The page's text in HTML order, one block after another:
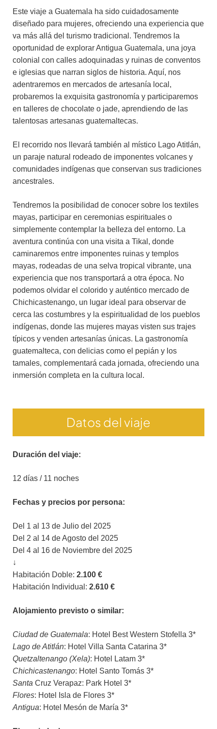
Este viaje a Guatemala ha sido cuidadosamente
diseñado para mujeres, ofreciendo una experiencia que
va más allá del turismo tradicional. Tendremos la
oportunidad de explorar Antigua Guatemala, una joya
colonial con calles adoquinadas y ruinas de conventos
e iglesias que narran siglos de historia. Aquí, nos
adentraremos en mercados de artesanía local,
probaremos la exquisita gastronomía y participaremos
en talleres de chocolate o jade, aprendiendo de las
talentosas artesanas guatemaltecas.
El recorrido nos llevará también al místico Lago Atitlán,
un paraje natural rodeado de imponentes volcanes y
comunidades indígenas que conservan sus tradiciones
ancestrales.
Tendremos la posibilidad de conocer sobre los textiles
mayas, participar en ceremonias espirituales o
simplemente contemplar la belleza del entorno. La
aventura continúa con una visita a Tikal, donde
caminaremos entre imponentes ruinas y templos
mayas, rodeadas de una selva tropical vibrante, una
experiencia que nos transportará a otra época. No
podemos olvidar el colorido y auténtico mercado de
Chichicastenango, un lugar ideal para observar de
cerca las costumbres y la espiritualidad de los pueblos
indígenas, donde las mujeres mayas visten sus trajes
típicos y venden artesanías únicas. La gastronomía
guatemalteca, con delicias como el pepián y los
tamales, complementará cada jornada, ofreciendo una
inmersión completa en la cultura local.
Datos del viaje
Duración del viaje:
12 días / 11 noches
Fechas y precios por persona:
Del 1 al 13 de Julio del 2025
Del 2 al 14 de Agosto del 2025
Del 4 al 16 de Noviembre del 2025
↓
Habitación Doble: 2.100 €
Habitación Individual: 2.610 €
Alojamiento previsto o similar:
Ciudad de Guatemala: Hotel Best Western Stofella 3*
Lago de Atitlán: Hotel Villa Santa Catarina 3*
Quetzaltenango (Xela): Hotel Latam 3*
Chichicastenango: Hotel Santo Tomás 3*
Santa Cruz Verapaz: Park Hotel 3*
Flores: Hotel Isla de Flores 3*
Antigua: Hotel Mesón de María 3*